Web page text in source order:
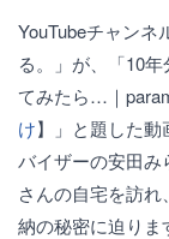
YouTubeチャンネ
る。」が、「10
てみたら…｜
け】」と題した動
バイザーの安田み
さんの自宅を訪
納の秘密に迫りま